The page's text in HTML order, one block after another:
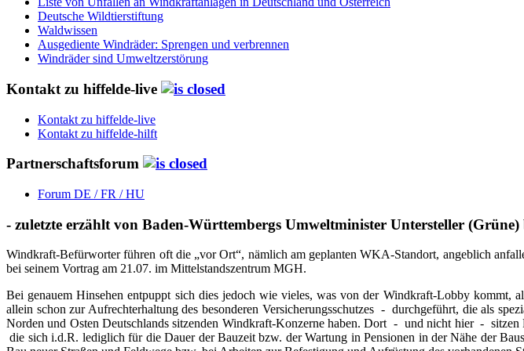
Deutsche Wildtierstiftung
Waldwissen
Ausgediente Windräder: Sprengen und verbrennen
Windräder sind Umweltzerstörung
Kontakt zu hiffelde-live
Kontakt zu hiffelde-live
Kontakt zu hiffelde-hilft
Partnerschaftsforum
Forum DE / FR / HU
- zuletzte erzählt von Baden-Württembergs Umweltminister Untersteller
Windkraft-Befürworter führen oft die „vor Ort“, nämlich am geplanten WKA-Standort, angeblich
bei seinem Vortrag am 21.07. im Mittelstandszentrum MGH.
Bei genauem Hinsehen entpuppt sich dies jedoch wie vieles, was von der Windkraft-Lobby kommt,
allein schon zur Aufrechterhaltung des besonderen Versicherungsschutzes - durchgeführt, die als
Norden und Osten Deutschlands sitzenden Windkraft-Konzerne haben. Dort - und nicht hier - sitzen
die sich i.d.R. lediglich für die Dauer der Bauzeit bzw. der Wartung in Pensionen in der Nähe der